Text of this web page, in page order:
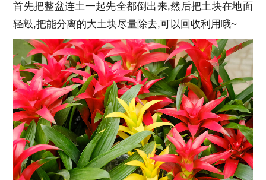
首先把整盆连土一起先全都倒出来,然后把土块在地面
轻敲,把能分离的大土块尽量除去,可以回收利用哦~